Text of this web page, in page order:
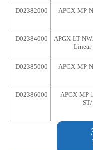
D02382000 APGX-MP-
D02384000
APGX-LT-
Linear
D02385000 APGX-MP-
D02386000
APGX-MP